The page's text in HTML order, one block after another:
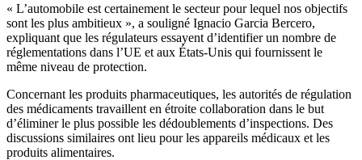
« L’automobile est certainement le secteur pour lequel nos objectifs
sont les plus ambitieux », a souligné Ignacio Garcia Bercero,
expliquant que les régulateurs essayent d’identifier un nombre de
réglementations dans l’UE et aux États-Unis qui fournissent le
même niveau de protection.
Concernant les produits pharmaceutiques, les autorités de régulation
des médicaments travaillent en étroite collaboration dans le but
d’éliminer le plus possible les dédoublements d’inspections. Des
discussions similaires ont lieu pour les appareils médicaux et les
produits alimentaires.